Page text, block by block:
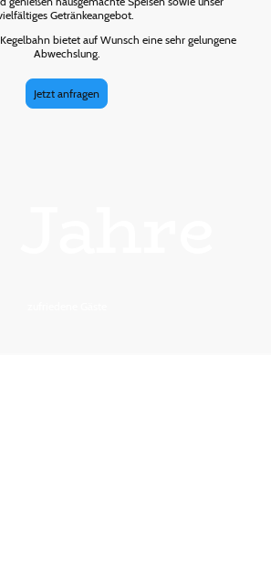
Getränkeangebot.
bietet auf Wunsch eine sehr gelungene
Abwechslung.
Jetzt anfragen